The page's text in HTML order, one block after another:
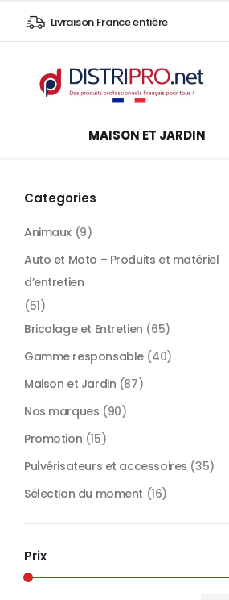
Livraison France entière
MAISON ET JARDIN
Categories
Animaux (9)
Auto et Moto – Produits et matériel
d’entretien
(51)
Bricolage et Entretien (65)
Gamme responsable (40)
Maison et Jardin (87)
Nos marques (90)
Promotion (15)
Pulvérisateurs et accessoires (35)
Sélection du moment (16)
Prix